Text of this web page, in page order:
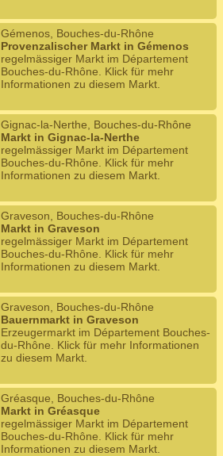
Gémenos, Bouches-du-Rhône
Provenzalischer Markt in Gémenos
regelmässiger Markt im Département
Bouches-du-Rhône. Klick für mehr
Informationen zu diesem Markt.
Gignac-la-Nerthe, Bouches-du-Rhône
Markt in Gignac-la-Nerthe
regelmässiger Markt im Département
Bouches-du-Rhône. Klick für mehr
Informationen zu diesem Markt.
Graveson, Bouches-du-Rhône
Markt in Graveson
regelmässiger Markt im Département
Bouches-du-Rhône. Klick für mehr
Informationen zu diesem Markt.
Graveson, Bouches-du-Rhône
Bauernmarkt in Graveson
Erzeugermarkt im Département Bouches-
du-Rhône. Klick für mehr Informationen
zu diesem Markt.
Gréasque, Bouches-du-Rhône
Markt in Gréasque
regelmässiger Markt im Département
Bouches-du-Rhône. Klick für mehr
Informationen zu diesem Markt.